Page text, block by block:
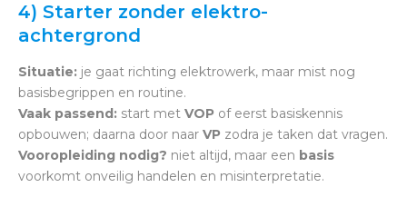
4) Starter zonder elektro-
achtergrond
Situatie: je gaat richting elektrowerk, maar mist nog
basisbegrippen en routine.
Vaak passend: start met VOP of eerst basiskennis
opbouwen; daarna door naar VP zodra je taken dat vragen.
Vooropleiding nodig? niet altijd, maar een basis
voorkomt onveilig handelen en misinterpretatie.